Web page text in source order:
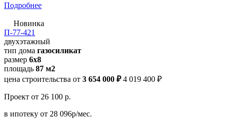
Подробнее
Новинка
П-77-421
двухэтажный
тип дома газосиликат
размер 6х8
площадь 87 м2
цена строительства от 3 654 000 ₽ 4 019 400 ₽
Проект от 26 100 р.
в ипотеку от 28 096р/мес.